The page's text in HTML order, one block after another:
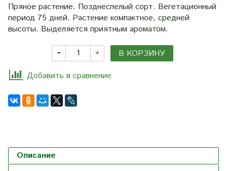
Пряное растение. Позднеспелый сорт. Вегетационный
период 75 дней. Растение компактное, средней
высоты. Выделяется приятным ароматом.
В КОРЗИНУ
Добавить в сравнение
Описание